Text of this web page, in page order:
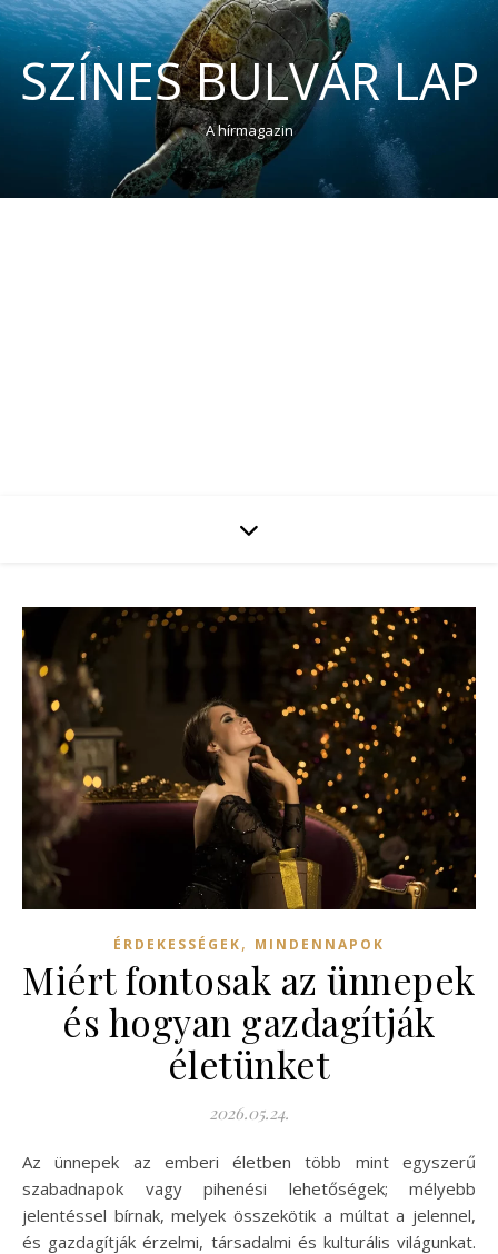
SZÍNES BULVÁR LAP
A hírmagazin
ÉRDEKESSÉGEK, MINDENNAPOK
Miért fontosak az ünnepek
és hogyan gazdagítják
életünket
2026.05.24.
Az ünnepek az emberi életben több mint egyszerű
szabadnapok vagy pihenési lehetőségek; mélyebb
jelentéssel bírnak, melyek összekötik a múltat a jelennel,
és gazdagítják érzelmi, társadalmi és kulturális világunkat.